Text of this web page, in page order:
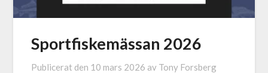
Sportfiskemässan 2026
Publicerat den 10 mars 2026 av Tony Forsberg